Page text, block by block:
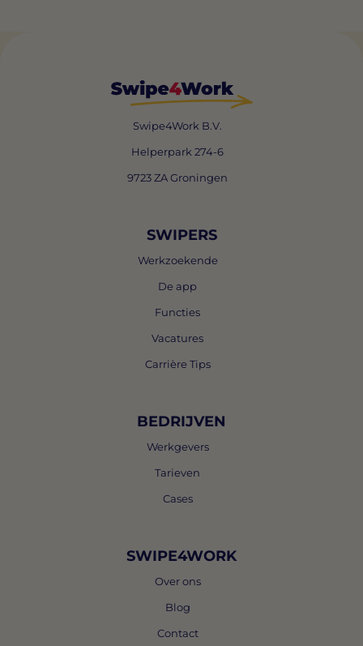
Swipe4Work B.V.
Helperpark 274-6
9723 ZA Groningen
SWIPERS
Werkzoekende
De app
Functies
Vacatures
Carrière Tips
BEDRIJVEN
Werkgevers
Tarieven
Cases
SWIPE4WORK
Over ons
Blog
Contact